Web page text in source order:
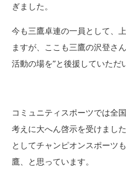
ぎました。
今も三鷹卓連の一員として、
ますが、ここも三鷹の沢登さ
活動の場を”と後援していただ
コミュニティスポーツでは全
考えに大へん啓示を受けまし
としてチャンピオンスポーツ
鷹、と思っています。